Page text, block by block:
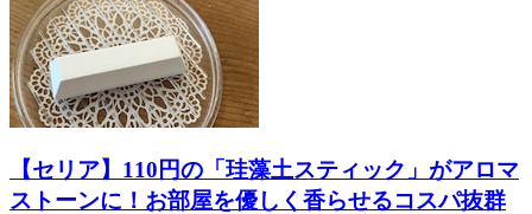
【セリア】110円の「珪藻土スティック」がアロマ
ストーンに！お部屋を優しく香らせるコスパ抜群